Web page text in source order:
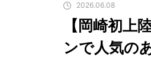
2026.06.08
【岡崎初上
ンで人気の